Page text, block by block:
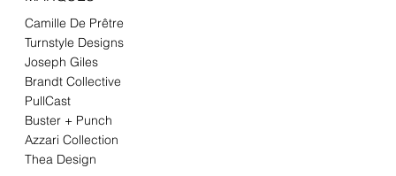
Camille De Prêtre
Turnstyle Designs​
Joseph Giles
Brandt Collective
PullCast
Buster + Punch
Azzari Collection
Thea Design